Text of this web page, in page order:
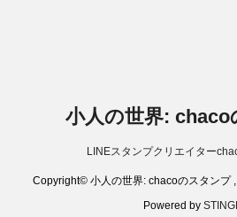
小人の世界: chaco
LINEスタンプクリエイター
Copyright© 小人の世界: chacoのスタンプ
Powered by